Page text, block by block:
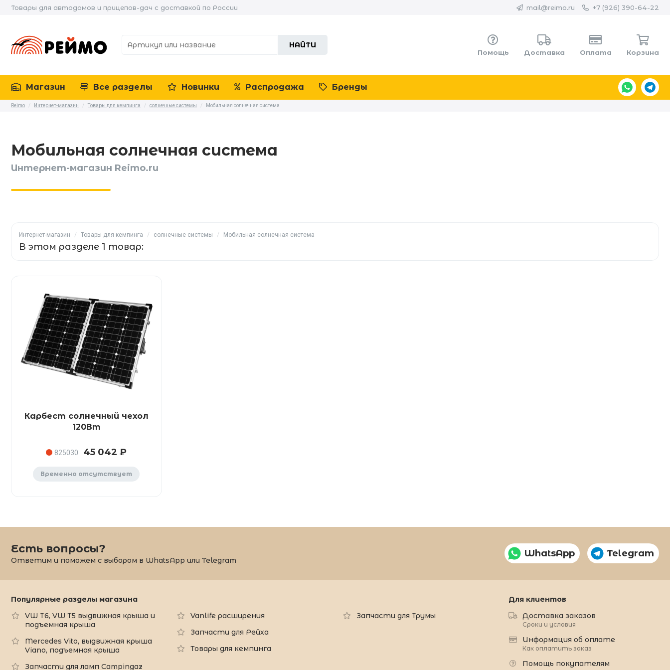
Товары для автодомов и прицепов-дач с доставкой по России mail@reimo.ru +7 (926) 390-64-22
НАЙТИ
Помощь Доставка Оплата Корзина
Магазин Все разделы Новинки Распродажа Бренды
Reimo / Интернет-магазин / Товары для кемпинга / солнечные системы / Мобильная солнечная система
Мобильная солнечная система
Интернет-магазин Reimo.ru
Интернет-магазин / Товары для кемпинга / солнечные системы / Мобильная солнечная система
В этом разделе 1 товар:
Карбест солнечный чехол
120Вт
825030 45 042 ₽
Временно отсутствует
Есть вопросы?
Ответим и поможем с выбором в WhatsApp или Telegram
WhatsApp Telegram
Популярные разделы магазина
VW T6, VW T5 выдвижная крыша и
подъемная крыша
Mercedes Vito, выдвижная крыша
Viano, подъемная крыша
Запчасти для ламп Campingaz
Vanlife расширения
Запчасти для Рейха
Товары для кемпинга
Запчасти для Трумы
Для клиентов
Доставка заказов
Сроки и условия
Информация об оплате
Как оплатить заказ
Помощь покупателям